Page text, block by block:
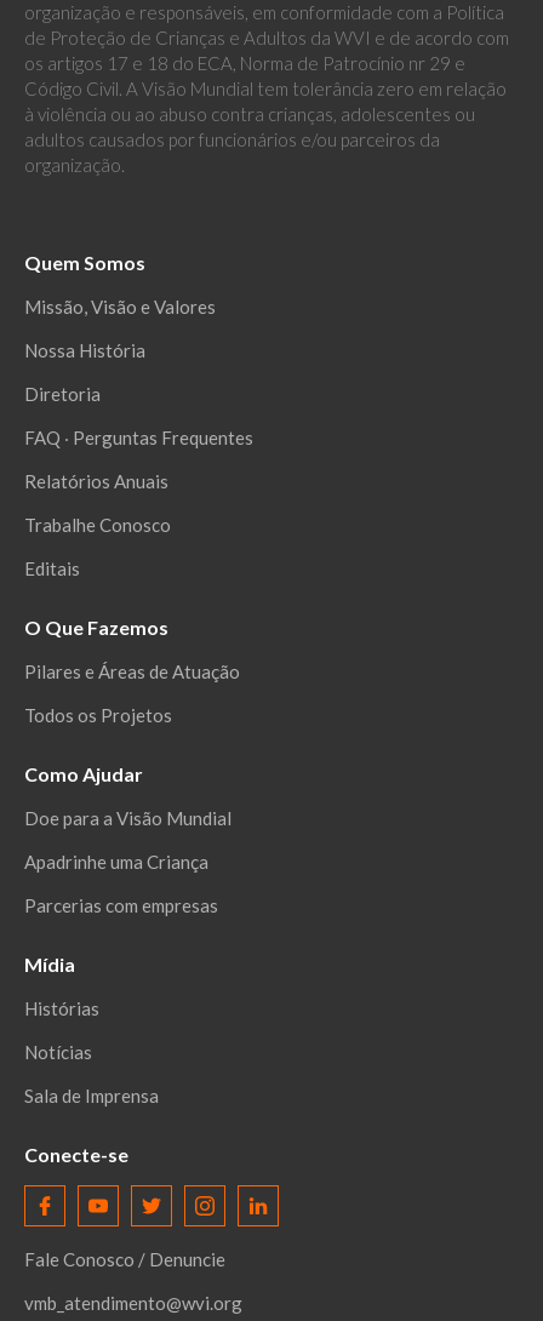
organização e responsáveis, em conformidade com a Política
de Proteção de Crianças e Adultos da WVI e de acordo com
os artigos 17 e 18 do ECA, Norma de Patrocínio nr 29 e
Código Civil. A Visão Mundial tem tolerância zero em relação
à violência ou ao abuso contra crianças, adolescentes ou
adultos causados por funcionários e/ou parceiros da
organização.
Quem Somos
Missão, Visão e Valores
Nossa História
Diretoria
FAQ ‧ Perguntas Frequentes
Relatórios Anuais
Trabalhe Conosco
Editais
O Que Fazemos
Pilares e Áreas de Atuação
Todos os Projetos
Como Ajudar
Doe para a Visão Mundial
Apadrinhe uma Criança
Parcerias com empresas
Mídia
Histórias
Notícias
Sala de Imprensa
Conecte-se
Fale Conosco / Denuncie
vmb_atendimento@wvi.org